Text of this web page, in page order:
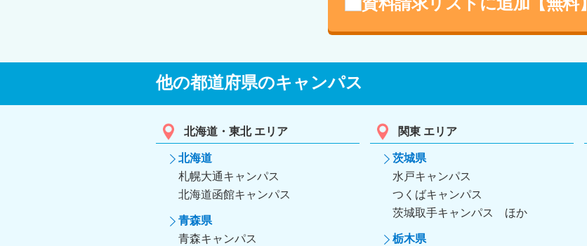
他の都道府県のキャンパス
北海道・東北 エリア
北海道
札幌大通キャンパス
北海道函館キャンパス
青森県
青森キャンパス
関東 エリア
茨城県
水戸キャンパス
つくばキャンパス
茨城取手キャンパス
栃木県